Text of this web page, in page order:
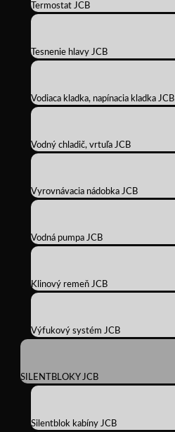
Termostat JCB
Tesnenie hlavy JCB
Vodiaca kladka, napínacia kladka JCB
Vodný chladič, vrtuľa JCB
Vyrovnávacia nádobka JCB
Vodná pumpa JCB
Klinový remeň JCB
Výfukový systém JCB
SILENTBLOKY JCB
Silentblok kabíny JCB